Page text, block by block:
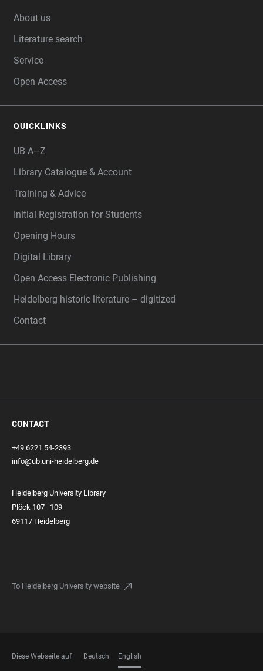
About us
Literature search
Service
Open Access
QUICKLINKS
UB A–Z
Library Catalogue & Account
Training & Advice
Initial Registration for Students
Opening Hours
Digital Library
Open Access Electronic Publishing
Heidelberg historic literature – digitized
Contact
CONTACT
+49 6221 54-2393
info@ub.uni-heidelberg.de
Heidelberg University Library
Plöck 107–109
69117 Heidelberg
To Heidelberg University website
Diese Webseite auf Deutsch English